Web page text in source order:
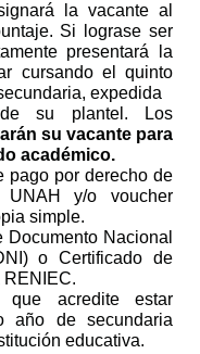
la vacante al
Si lograse ser
presentará la
cursando el quinto
expedida
su plantel. Los
su vacante para
académico.
pago por derecho de
y/o voucher
simple.
Nacional
o Certificado de
RENIEC.
que acredite estar
año de secundaria
educativa.